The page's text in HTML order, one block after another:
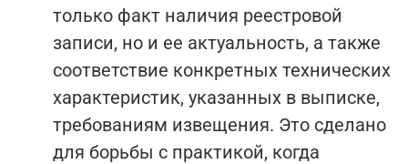
только факт наличия реестровой
записи, но и ее актуальность, а также
соответствие конкретных технических
характеристик, указанных в выписке,
требованиям извещения. Это сделано
для борьбы с практикой, когда